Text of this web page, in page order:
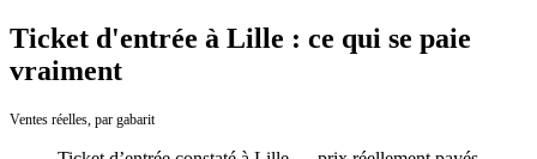
Ticket d'entrée à Lille : ce qui se paie
vraiment
Ventes réelles, par gabarit